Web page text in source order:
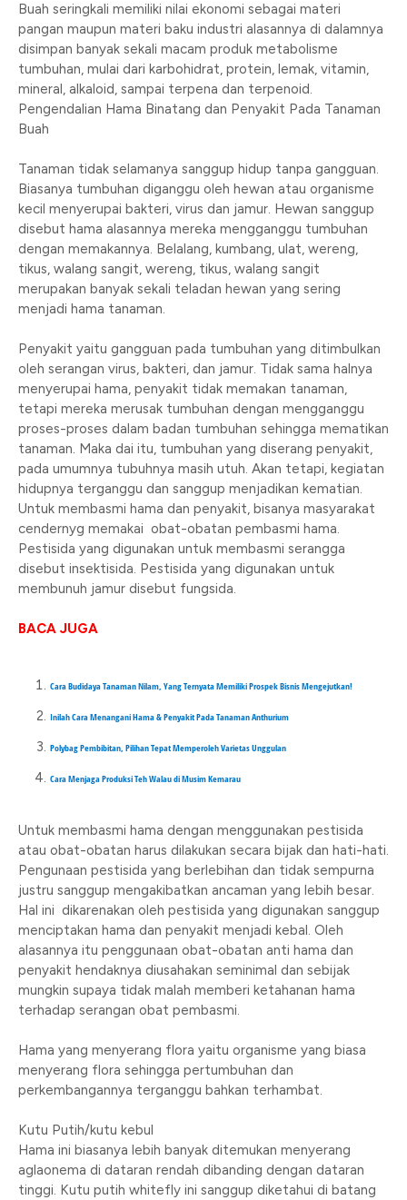
Buah seringkali memiliki nilai ekonomi sebagai materi
pangan maupun materi baku industri alasannya di dalamnya
disimpan banyak sekali macam produk metabolisme
tumbuhan, mulai dari karbohidrat, protein, lemak, vitamin,
mineral, alkaloid, sampai terpena dan terpenoid.
Pengendalian Hama Binatang dan Penyakit Pada Tanaman
Buah
Tanaman tidak selamanya sanggup hidup tanpa gangguan.
Biasanya tumbuhan diganggu oleh hewan atau organisme
kecil menyerupai bakteri, virus dan jamur. Hewan sanggup
disebut hama alasannya mereka mengganggu tumbuhan
dengan memakannya. Belalang, kumbang, ulat, wereng,
tikus, walang sangit, wereng, tikus, walang sangit
merupakan banyak sekali teladan hewan yang sering
menjadi hama tanaman.
Penyakit yaitu gangguan pada tumbuhan yang ditimbulkan
oleh serangan virus, bakteri, dan jamur. Tidak sama halnya
menyerupai hama, penyakit tidak memakan tanaman,
tetapi mereka merusak tumbuhan dengan mengganggu
proses-proses dalam badan tumbuhan sehingga mematikan
tanaman. Maka dai itu, tumbuhan yang diserang penyakit,
pada umumnya tubuhnya masih utuh. Akan tetapi, kegiatan
hidupnya terganggu dan sanggup menjadikan kematian.
Untuk membasmi hama dan penyakit, bisanya masyarakat
cendernyg memakai obat-obatan pembasmi hama.
Pestisida yang digunakan untuk membasmi serangga
disebut insektisida. Pestisida yang digunakan untuk
membunuh jamur disebut fungsida.
BACA JUGA
Cara Budidaya Tanaman Nilam, Yang Ternyata Memiliki Prospek Bisnis Mengejutkan!
Inilah Cara Menangani Hama & Penyakit Pada Tanaman Anthurium
Polybag Pembibitan, Pilihan Tepat Memperoleh Varietas Unggulan
Cara Menjaga Produksi Teh Walau di Musim Kemarau
Untuk membasmi hama dengan menggunakan pestisida
atau obat-obatan harus dilakukan secara bijak dan hati-hati.
Pengunaan pestisida yang berlebihan dan tidak sempurna
justru sanggup mengakibatkan ancaman yang lebih besar.
Hal ini dikarenakan oleh pestisida yang digunakan sanggup
menciptakan hama dan penyakit menjadi kebal. Oleh
alasannya itu penggunaan obat-obatan anti hama dan
penyakit hendaknya diusahakan seminimal dan sebijak
mungkin supaya tidak malah memberi ketahanan hama
terhadap serangan obat pembasmi.
Hama yang menyerang flora yaitu organisme yang biasa
menyerang flora sehingga pertumbuhan dan
perkembangannya terganggu bahkan terhambat.
Kutu Putih/kutu kebul
Hama ini biasanya lebih banyak ditemukan menyerang
aglaonema di dataran rendah dibanding dengan dataran
tinggi. Kutu putih whitefly ini sanggup diketahui di batang